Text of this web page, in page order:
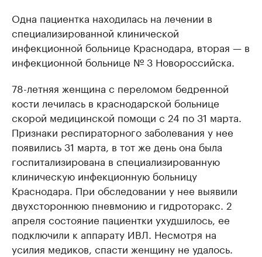
Одна пациентка находилась на лечении в
специализированной клинической
инфекционной больнице Краснодара, вторая — в
инфекционной больнице № 3 Новороссийска.
78-летняя женщина с переломом бедренной
кости лечилась в краснодарской больнице
скорой медицинской помощи с 24 по 31 марта.
Признаки респираторного заболевания у нее
появились 31 марта, в тот же день она была
госпитализирована в специализированную
клиническую инфекционную больницу
Краснодара. При обследовании у нее выявили
двухстороннюю пневмонию и гидроторакс. 2
апреля состояние пациентки ухудшилось, ее
подключили к аппарату ИВЛ. Несмотря на
усилия медиков, спасти женщину не удалось.